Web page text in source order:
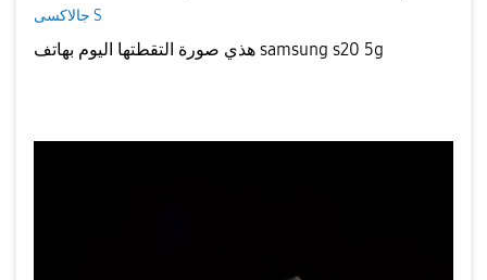
جالاكسى S
هذي صورة التقطتها اليوم بهاتف samsung s20 5g